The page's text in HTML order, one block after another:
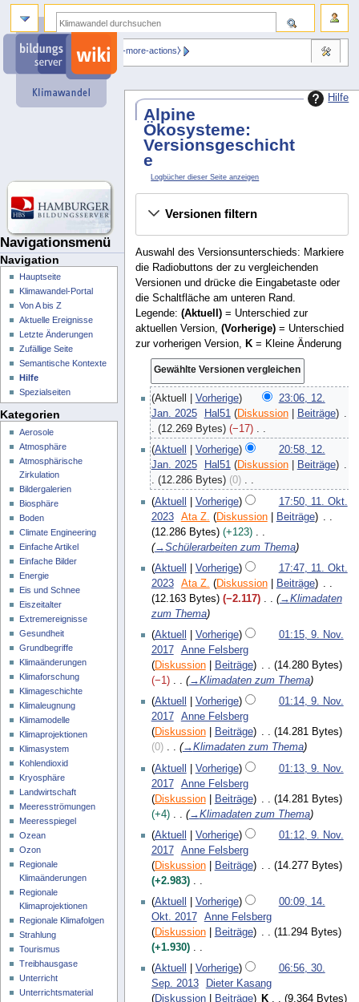
Hilfe
Alpine
Ökosysteme:
Versionsgeschicht
e
Logbücher dieser Seite anzeigen
Versionen filtern
Auswahl des Versionsunterschieds: Markiere
die Radiobuttons der zu vergleichenden
Versionen und drücke die Eingabetaste oder
die Schaltfläche am unteren Rand.
Legende: (Aktuell)= Unterschied zur
aktuellen Version, (Vorherige)= Unterschied
zur vorherigen Version, K= Kleine Änderung
Aktuell Vorherige
23:06, 12.
Jan. 2025
Hal51 Diskussion
Beiträge
12.269 Bytes
−17
K
e
i
n
e
B
e
a
r
b
e
i
u
n
g
s
z
u
s
a
m
m
e
n
a
s
s
u
n
g
Aktuell Vorherige
20:58, 12.
Jan. 2025
Hal51 Diskussion
Beiträge
12.286 Bytes
0
K
e
i
n
e
B
e
a
r
b
e
i
t
n
g
s
z
u
s
a
m
m
e
n
f
s
s
u
n
g
Aktuell Vorherige
17:50, 11. Okt.
2023
Ata Z. Diskussion
Beiträge
12.286 Bytes
+123
→Schülerarbeiten zum Thema
Aktuell
Vorherige
17:47, 11. Okt.
2023
Ata Z. Diskussion
Beiträge
12.163 Bytes
−2.117 →Klimadaten
zum Thema
Aktuell Vorherige
01:15, 9. Nov.
2017
Anne Felsberg
Diskussion
Beiträge
14.280 Bytes
−1
→Klimadaten zum Thema
Aktuell
Vorherige
01:14, 9. Nov.
2017
Anne Felsberg
Diskussion
Beiträge
14.281 Bytes
0
→Klimadaten zum Thema
Aktuell
Vorherige
01:13, 9. Nov.
2017
Anne Felsberg
Diskussion
Beiträge
14.281 Bytes
+4
→Klimadaten zum Thema
Aktuell
Vorherige
01:12, 9. Nov.
2017
Anne Felsberg
Diskussion
Beiträge
14.277 Bytes
+2.983
K
e
n
e
B
e
Aktuell Vorherige
00:09, 14.
Okt. 2017
Anne Felsberg
Diskussion
Beiträge
11.294 Bytes
+1.930
K
e
Aktuell Vorherige
06:56, 30.
Sep. 2013
Dieter Kasang
Diskussion
Beiträge K
9.364 Bytes
Navigationsmenü
⧼dbsskin-more-actions⧽
Navigation
Hauptseite
Klimawandel-Portal
Von A bis Z
Aktuelle Ereignisse
Letzte Änderungen
Zufällige Seite
Semantische Kontexte
Hilfe
Spezialseiten
Kategorien
Aerosole
Atmosphäre
Atmosphärische
Zirkulation
Bildergalerien
Biosphäre
Boden
Climate Engineering
Einfache Artikel
Einfache Bilder
Energie
Eis und Schnee
Eiszeitalter
Extremereignisse
Gesundheit
Grundbegriffe
Klimaänderungen
Klimaforschung
Klimageschichte
Klimaleugnung
Klimamodelle
Klimaprojektionen
Klimasystem
Kohlendioxid
Kryosphäre
Landwirtschaft
Meeresströmungen
Meeresspiegel
Ozean
Ozon
Regionale
Klimaänderungen
Regionale
Klimaprojektionen
Regionale Klimafolgen
Strahlung
Tourismus
Treibhausgase
Unterricht
Unterrichtsmaterial